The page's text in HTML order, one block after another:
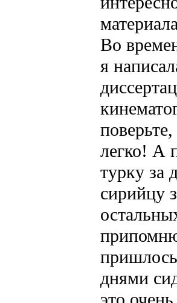
Во
я
легко! А
турку за
сирийцу
днями